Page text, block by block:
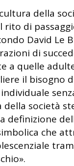
della
rito di
David Le
di
a quelle
il bisogno
della società
definizione
che